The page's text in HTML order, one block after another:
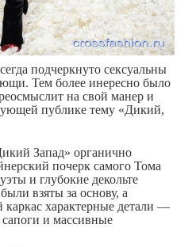
подчеркнуто сексуальны
Тем более инересно было
на свой манер и
публике тему «Дикий,
Запад» органично
почерк самого Тома
и глубокие декольте
взяты за основу, а
характерные детали —
и массивные